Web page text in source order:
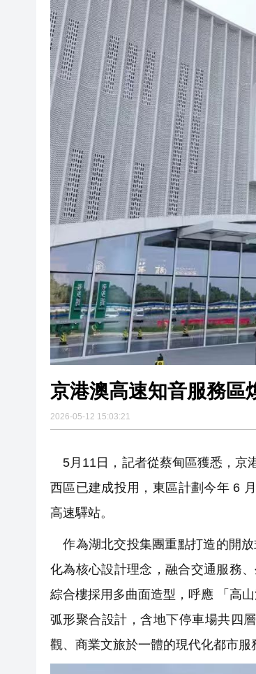
以滬深港澳為橋 連
商事調解大賽圓滿舉
逾百體育界精英齊聚
京港澳高速知音服務區
2026-05-12 15:03:21
5月11日，記者從蔡甸區獲悉，京
西區已建成投用，東區計劃今年 6
高速驛站。
作為湖北交投集團重點打造的開
化為核心設計理念，融合交通服務
綜合樓採用多曲面造型，呼應 「高
弧形聚合設計，含地下停車場共四
觀、商業文旅於一體的現代化都市服